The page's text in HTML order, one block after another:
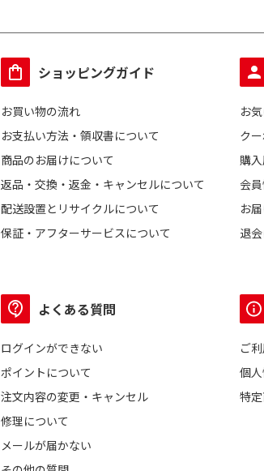
ショッピングガイド
お買い物の流れ
お支払い方法・領収書について
商品のお届けについて
返品・交換・返金・キャンセルについて
配送設置とリサイクルについて
保証・アフターサービスについて
お
ク
購
会
お
退
よくある質問
ログインができない
ポイントについて
注文内容の変更・キャンセル
修理について
メールが届かない
ご
個
特